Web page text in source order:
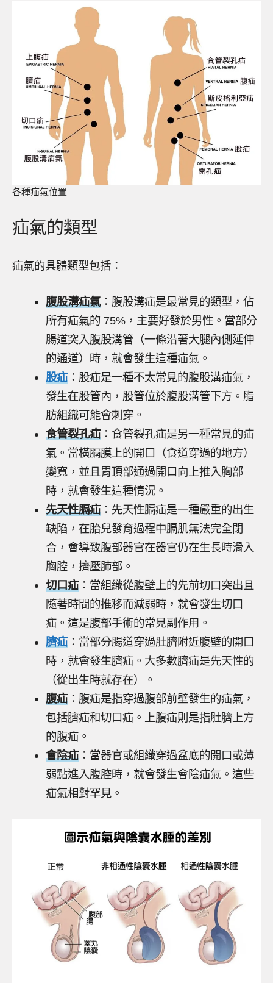
各種疝氣位置
疝氣的類型
疝氣的具體類型包括：
腹股溝疝氣：腹股溝疝是最常見的類型，佔
所有疝氣的 75%，主要好發於男性。當部分
腸道突入腹股溝管（一條沿著大腿內側延伸
的通道）時，就會發生這種疝氣。
股疝：股疝是一種不太常見的腹股溝疝氣，
發生在股管內，股管位於腹股溝管下方。脂
肪組織可能會刺穿。
食管裂孔疝：食管裂孔疝是另一種常見的疝
氣。當橫膈膜上的開口（食道穿過的地方）
變寬，並且胃頂部通過開口向上推入胸部
時，就會發生這種情況。
先天性膈疝：先天性膈疝是一種嚴重的出生
缺陷，在胎兒發育過程中膈肌無法完全閉
合，會導致腹部器官在器官仍在生長時滑入
胸腔，擠壓肺部。
切口疝：當組織從腹壁上的先前切口突出且
隨著時間的推移而減弱時，就會發生切口
疝。這是腹部手術的常見副作用。
臍疝：當部分腸道穿過肚臍附近腹壁的開口
時，就會發生臍疝。大多數臍疝是先天性的
（從出生時就存在）。
腹疝：腹疝是指穿過腹部前壁發生的疝氣，
包括臍疝和切口疝。上腹疝則是指肚臍上方
的腹疝。
會陰疝：當器官或組織穿過盆底的開口或薄
弱點進入腹腔時，就會發生會陰疝氣。這些
疝氣相對罕見。